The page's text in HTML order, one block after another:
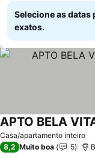
Selecione as datas
exatos.
Casa/apartamento inteiro
8,2 Muito boa 5